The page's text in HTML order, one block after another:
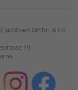
Jacobsen GmbH & Co.
19